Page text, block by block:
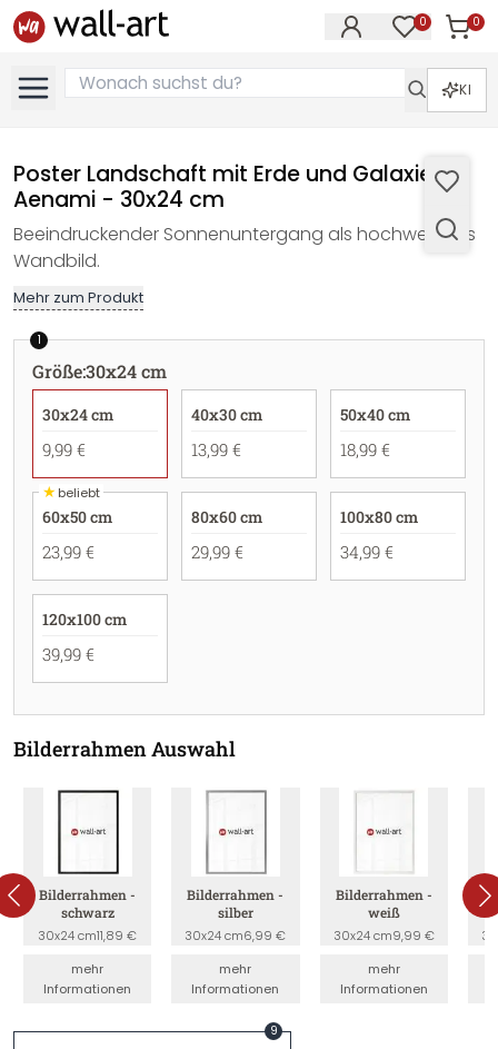
0 0
KI
Poster Landschaft mit Erde und Galaxie -
Aenami - 30x24 cm
Beeindruckender Sonnenuntergang als hochwertiges
Wandbild.
Mehr zum Produkt
1
Größe:30x24 cm
30x24 cm
9,99 €
40x30 cm
13,99 €
50x40 cm
18,99 €
★beliebt
60x50 cm
23,99 €
80x60 cm
29,99 €
100x80 cm
34,99 €
120x100 cm
39,99 €
Bilderrahmen Auswahl
Bilderrahmen -
schwarz
30x24 cm11,89 €
mehr
Informationen
Bilderrahmen -
silber
30x24 cm6,99 €
mehr
Informationen
Bilderrahmen -
weiß
30x24 cm9,99 €
mehr
Informationen
9